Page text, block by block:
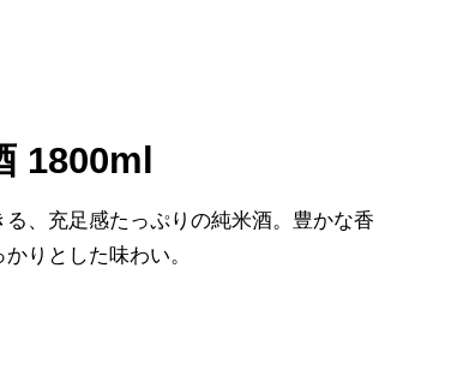
1800ml
、充足感たっぷりの純米酒。豊かな香
りとした味わい。